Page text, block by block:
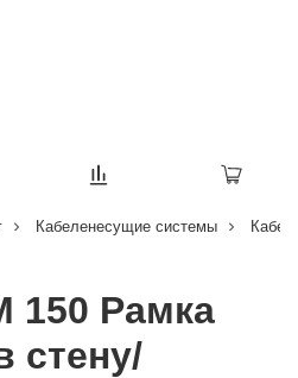
Кабеленесущие системы
150 Рамка
стену/